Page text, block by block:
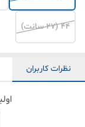
۴۴ (۲۷ سانت)
نظرات کاربران